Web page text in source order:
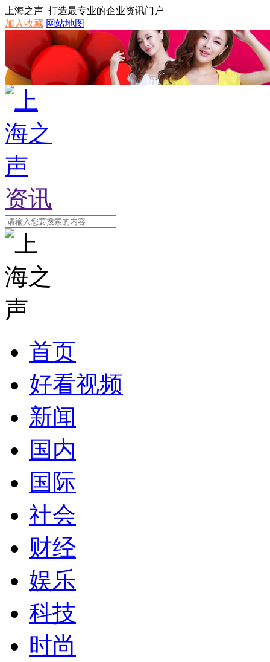
上海之声_打造最专业的企业资讯门户
加入收藏 网站地图
资讯
首页
好看视频
新闻
国内
国际
社会
财经
娱乐
科技
时尚